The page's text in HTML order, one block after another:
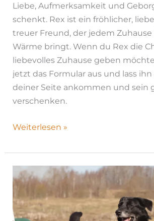
Liebe, Aufmerksamkeit und
schenkt. Rex ist ein fröhlicher,
treuer Freund, der jedem
Wärme bringt. Wenn du Rex die
liebevolles Zuhause geben
jetzt das Formular aus und lass
deiner Seite ankommen und sein
verschenken.
Weiterlesen »
Gerda
|
H25-
1044